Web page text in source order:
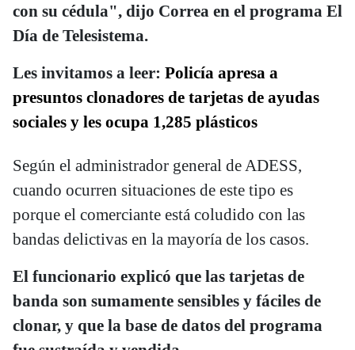
con su cédula", dijo Correa en el programa El
Día de Telesistema.
Les invitamos a leer: Policía apresa a
presuntos clonadores de tarjetas de ayudas
sociales y les ocupa 1,285 plásticos
Según el administrador general de ADESS,
cuando ocurren situaciones de este tipo es
porque el comerciante está coludido con las
bandas delictivas en la mayoría de los casos.
El funcionario explicó que las tarjetas de
banda son sumamente sensibles y fáciles de
clonar, y que la base de datos del programa